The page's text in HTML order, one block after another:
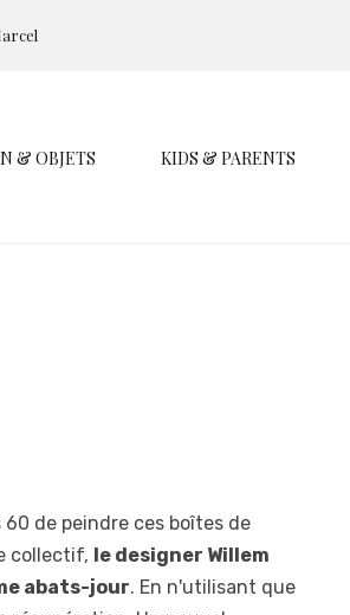
& OBJETS KIDS & PARENTS
de peindre ces boîtes de
collectif, le designer Willem
abats-jour. En n'utilisant que